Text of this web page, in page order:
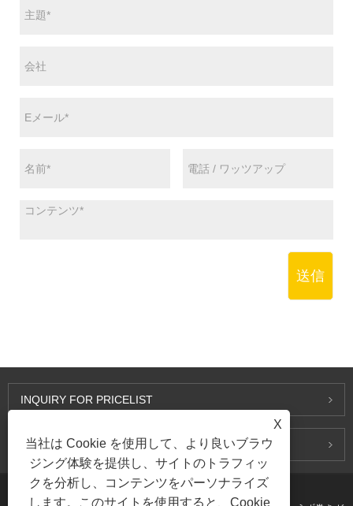
送信
INQUIRY FOR PRICELIST
お問い合わせ
X
当社は Cookie を使用して、より良いブラウ
ジング体験を提供し、サイトのトラフィッ
クを分析し、コンテンツをパーソナライズ
します。このサイトを使用すると、Cookie